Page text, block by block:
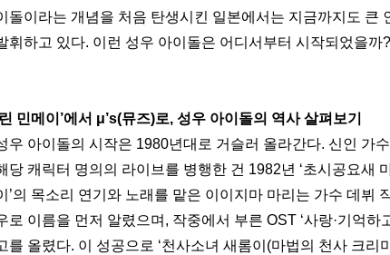
돌이라는 개념을 처음 탄생시킨 일본에서는 지금까지도 큰
휘하고 있다. 이런 성우 아이돌은 어디서부터 시작되었을까?
린 민메이’에서 μ’s(뮤즈)로, 성우 아이돌의 역사 살펴보기
우 아이돌의 시작은 1980년대로 거슬러 올라간다. 신인 가
당 캐릭터 명의의 라이브를 병행한 건 1982년 ‘초시공요새
’의 목소리 연기와 노래를 맡은 이이지마 마리는 가수 데뷔
로 이름을 먼저 알렸으며, 작중에서 부른 OST ‘사랑·기억하
를 올렸다. 이 성공으로 ‘천사소녀 새롬이(마법의 천사 크리